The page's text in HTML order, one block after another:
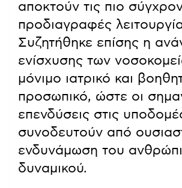
αποκτούν τις πιο
προδιαγραφές
Συζητήθηκε επίσης η
ενίσχυσης των
μόνιμο ιατρικό και
προσωπικό, ώστε οι
επενδύσεις στις
συνοδευτούν από
ενδυνάμωση του
δυναμικού.